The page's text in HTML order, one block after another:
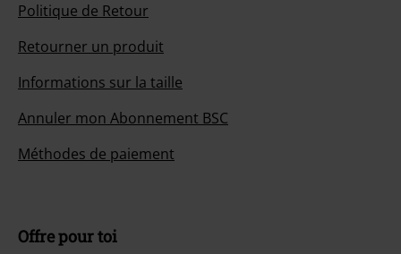
Politique de Retour
Retourner un produit
Informations sur la taille
Annuler mon Abonnement BSC
Méthodes de paiement
Offre pour toi